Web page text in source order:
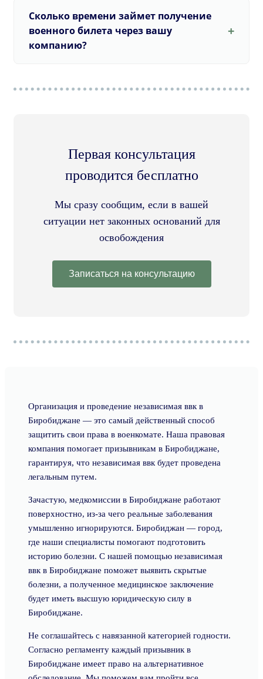
Сколько времени займет получение
военного билета через вашу
компанию?
Первая консультация
проводится бесплатно
Мы сразу сообщим, если в вашей
ситуации нет законных оснований для
освобождения
Записаться на консультацию
Организация и проведение независимая ввк в
Биробиджане — это самый действенный способ
защитить свои права в военкомате. Наша правовая
компания помогает призывникам в Биробиджане,
гарантируя, что независимая ввк будет проведена
легальным путем.
Зачастую, медкомиссии в Биробиджане работают
поверхностно, из-за чего реальные заболевания
умышленно игнорируются. Биробиджан — город,
где наши специалисты помогают подготовить
историю болезни. С нашей помощью независимая
ввк в Биробиджане поможет выявить скрытые
болезни, а полученное медицинское заключение
будет иметь высшую юридическую силу в
Биробиджане.
Не соглашайтесь с навязанной категорией годности.
Согласно регламенту каждый призывник в
Биробиджане имеет право на альтернативное